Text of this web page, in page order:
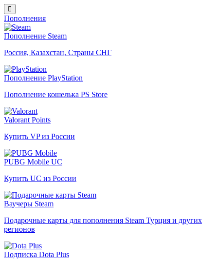
Пополнения
Пополнение Steam
Россия, Казахстан, Страны СНГ
Пополнение PlayStation
Пополнение кошелька PS Store
Valorant Points
Купить VP из России
PUBG Mobile UC
Купить UC из России
Ваучеры Steam
Подарочные карты для пополнения Steam Турция и других
регионов
Подписка Dota Plus